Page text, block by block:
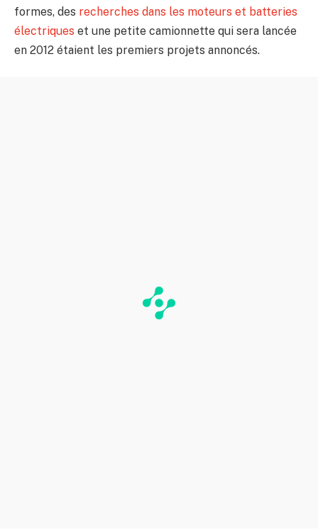
formes, des recherches dans les moteurs et batteries
électriques et une petite camionnette qui sera lancée
en 2012 étaient les premiers projets annoncés.